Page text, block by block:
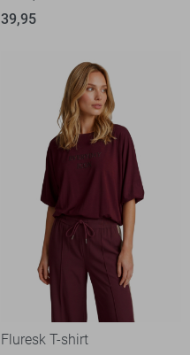
39,95
Fluresk T-shirt